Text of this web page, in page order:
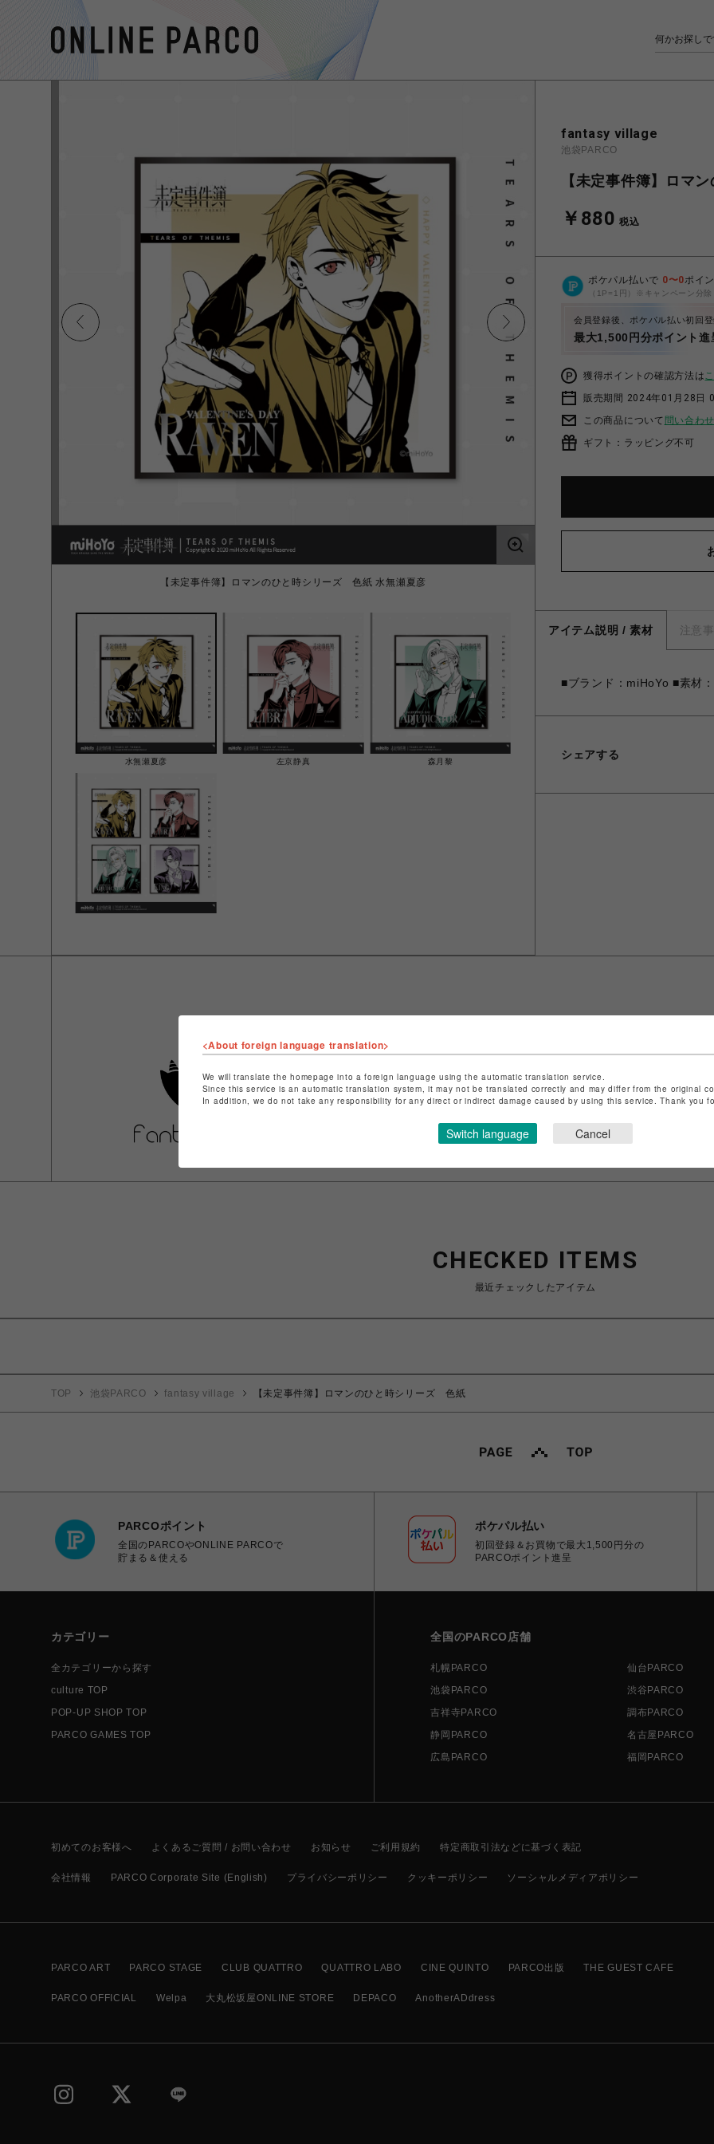
【未定事件簿】ロマンのひと時シリーズ 色紙 水無瀬夏彦
水無瀬夏彦 左京静真 森月黎
fantasy village
池袋PARCO
【未定事件簿】ロマ
￥880 税込
ポケパル払いで 0〜0ポイ
（1P=1円）※キャンペーン分除
会員登録後、ポケパル払い初回
最大1,500円分ポイント進
獲得ポイントの確認方法は
販売期間 2024年01月28日
この商品について 問い合わ
ギフト：ラッピング不可
アイテム説明 / 素材 注意
■ブランド：miHoYo ■素材
シェアする
ショップ名
特定商取引法など法令に基づく表記はこちら
ショップお問い合わせはこちら
CHECKED ITEMS
最近チェックしたアイテム
TOP 池袋PARCO fantasy village 【未定事件簿】ロマンのひと時シリーズ 色紙
PARCOポイント
全国のPARCOやONLINE PARCOで
貯まる＆使える
ポケパル払い
初回登録＆お買物で最大1,500円分の
PARCOポイント進呈
カテゴリー
全カテゴリーから探す
culture TOP
POP-UP SHOP TOP
PARCO GAMES TOP
全国のPARCO店舗
札幌PARCO 仙台PARCO
池袋PARCO
渋谷PARCO
吉祥寺PARCO
調布PARCO
静岡PARCO
名古屋PARCO
広島PARCO
福岡PARCO
初めてのお客様へ よくあるご質問 / お問い合わせ お知らせ ご利用規約 特定商取引法などに基づく表記
会社情報 PARCO Corporate Site (English) プライバシーポリシー クッキーポリシー ソーシャルメディアポリシー
PARCO ART PARCO STAGE CLUB QUATTRO QUATTRO LABO CINE QUINTO PARCO出版 THE GUEST CAFE
PARCO OFFICIAL Welpa 大丸松坂屋ONLINE STORE DEPACO AnotherADdress
<About foreign language translation>
We will translate the homepage into a foreign language using the automatic translation service.
Since this service is an automatic translation system, it may not be translated correctly and may differ from the original
In addition, we do not take any responsibility for any direct or indirect damage caused by using this service. Thank you
Switch language Cancel